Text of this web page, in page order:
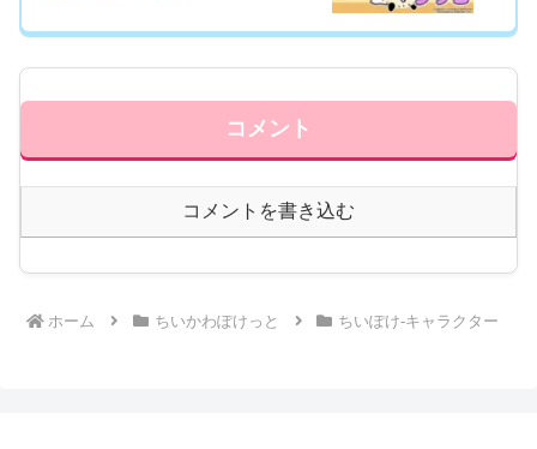
コメント
コメントを書き込む
ホーム ちいかわぽけっと ちいぽけ-キャラクター